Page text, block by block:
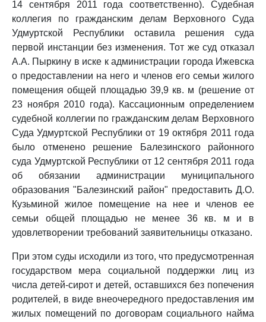
14 сентября 2011 года соответственно). Судебная
коллегия по гражданским делам Верховного Суда
Удмуртской Республики оставила решения суда
первой инстанции без изменения. Тот же суд отказал
А.А. Пыркину в иске к администрации города Ижевска
о предоставлении на него и членов его семьи жилого
помещения общей площадью 39,9 кв. м (решение от
23 ноября 2010 года). Кассационным определением
судебной коллегии по гражданским делам Верховного
Суда Удмуртской Республики от 19 октября 2011 года
было отменено решение Балезинского районного
суда Удмуртской Республики от 12 сентября 2011 года
об обязании администрации муниципального
образования "Балезинский район" предоставить Д.О.
Кузьминой жилое помещение на нее и членов ее
семьи общей площадью не менее 36 кв. м и в
удовлетворении требований заявительницы отказано.
При этом суды исходили из того, что предусмотренная
государством мера социальной поддержки лиц из
числа детей-сирот и детей, оставшихся без попечения
родителей, в виде внеочередного предоставления им
жилых помещений по договорам социального найма